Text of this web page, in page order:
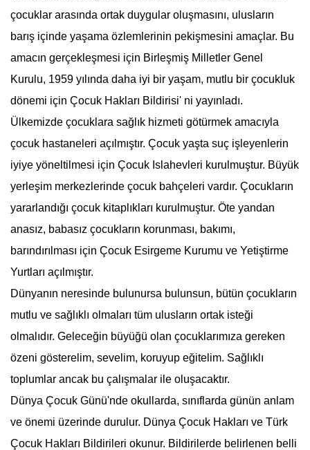
çocuklar arasında ortak duygular oluşmasını, ulusların
barış içinde yaşama özlemlerinin pekişmesini amaçlar. Bu
amacın gerçekleşmesi için Birleşmiş Milletler Genel
Kurulu, 1959 yılında daha iyi bir yaşam, mutlu bir çocukluk
dönemi için Çocuk Hakları Bildirisi' ni yayınladı.
Ülkemizde çocuklara sağlık hizmeti götürmek amacıyla
çocuk hastaneleri açılmıştır. Çocuk yaşta suç işleyenlerin
iyiye yöneltilmesi için Çocuk Islahevleri kurulmuştur. Büyük
yerleşim merkezlerinde çocuk bahçeleri vardır. Çocukların
yararlandığı çocuk kitaplıkları kurulmuştur. Öte yandan
anasız, babasız çocukların korunması, bakımı,
barındırılması için Çocuk Esirgeme Kurumu ve Yetiştirme
Yurtları açılmıştır.
Dünyanın neresinde bulunursa bulunsun, bütün çocukların
mutlu ve sağlıklı olmaları tüm ulusların ortak isteği
olmalıdır. Geleceğin büyüğü olan çocuklarımıza gereken
özeni gösterelim, sevelim, koruyup eğitelim. Sağlıklı
toplumlar ancak bu çalışmalar ile oluşacaktır.
Dünya Çocuk Günü'nde okullarda, sınıflarda günün anlam
ve önemi üzerinde durulur. Dünya Çocuk Hakları ve Türk
Çocuk Hakları Bildirileri okunur. Bildirilerde belirlenen belli